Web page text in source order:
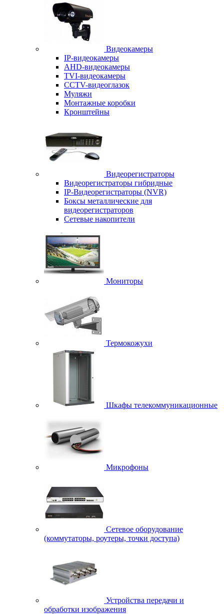
Видеокамеры
IP-видеокамеры
AHD-видеокамеры
TVI-видеокамеры
CCTV-видеоглазок
Муляжи
Монтажные коробки
Кронштейны
Видеорегистраторы
Видеорегистраторы гибридные
IP-Видеорегистраторы (NVR)
Боксы металлические для
видеорегистраторов
Сетевые накопители
Мониторы
Термокожухи
Шкафы телекоммуникационные
Микрофоны
Сетевое оборудование
(коммутаторы, роутеры, точки доступа)
Устройства передачи и
обработки изображения